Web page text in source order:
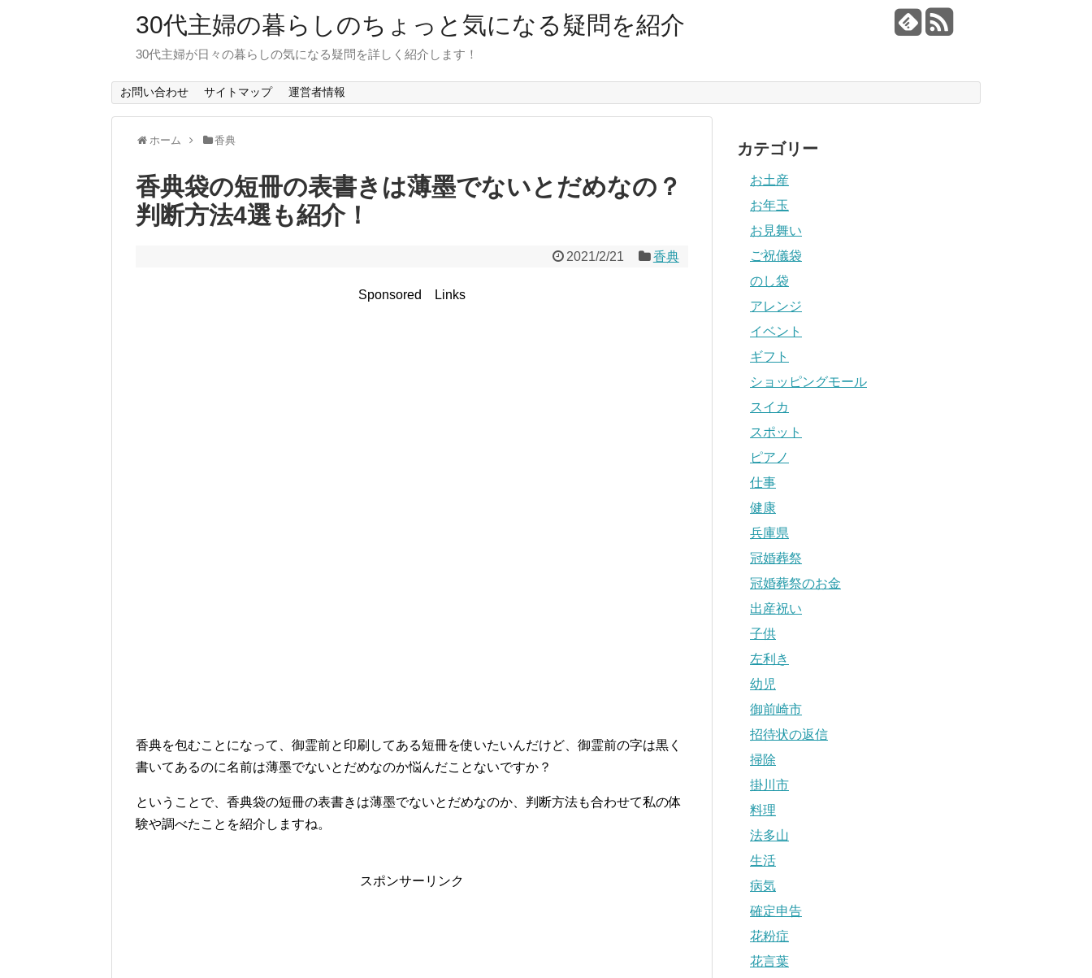
30代主婦の暮らしのちょっと気になる疑問を紹介
30代主婦が日々の暮らしの気になる疑問を詳しく紹介します！
お問い合わせ サイトマップ 運営者情報
ホーム 香典
香典袋の短冊の表書きは薄墨でないとだめなの？
判断方法4選も紹介！
2021/2/21 香典
Sponsored Links
香典を包むことになって、御霊前と印刷してある短冊を使いたいんだけど、御霊前の字は黒く
書いてあるのに名前は薄墨でないとだめなのか悩んだことないですか？
ということで、香典袋の短冊の表書きは薄墨でないとだめなのか、判断方法も合わせて私の体
験や調べたことを紹介しますね。
スポンサーリンク
カテゴリー
お土産
お年玉
お見舞い
ご祝儀袋
のし袋
アレンジ
イベント
ギフト
ショッピングモール
スイカ
スポット
ピアノ
仕事
健康
兵庫県
冠婚葬祭
冠婚葬祭のお金
出産祝い
子供
左利き
幼児
御前崎市
招待状の返信
掃除
掛川市
料理
法多山
生活
病気
確定申告
花粉症
花言葉